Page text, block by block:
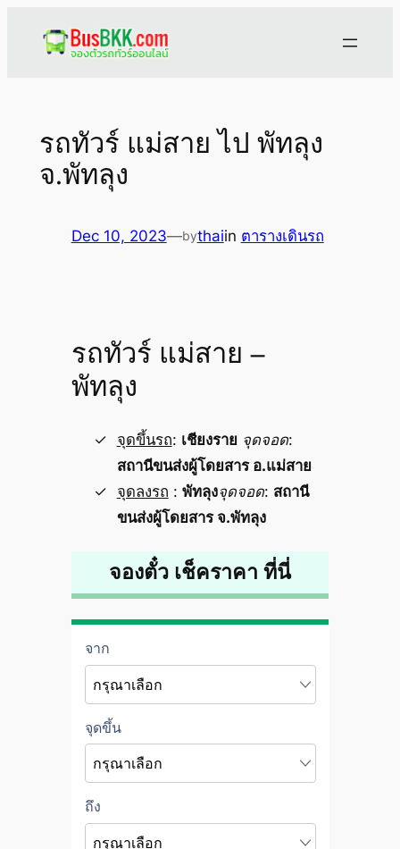
รถทัวร์ แม่สาย ไป พัทลุง
จ.พัทลุง
Dec 10, 2023—bythaiin ตารางเดินรถ
รถทัวร์ แม่สาย –
พัทลุง
จุดขึ้นรถ: เชียงราย จุดจอด:
สถานีขนส่งผู้โดยสาร อ.แม่สาย
จุดลงรถ : พัทลุงจุดจอด: สถานี
ขนส่งผู้โดยสาร จ.พัทลุง
จองตั๋ว เช็คราคา ที่นี่